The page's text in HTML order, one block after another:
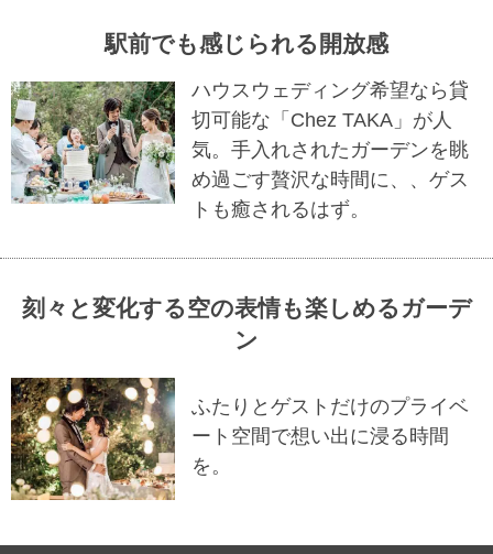
駅前でも感じられる開放感ㅤㅤㅤㅤㅤㅤㅤㅤㅤㅤㅤㅤㅤㅤ
ハウスウェディング希望なら貸
切可能な「Chez TAKA」が人
気。手入れされたガーデンを眺
め過ごす贅沢な時間に、、ゲス
トも癒されるはず。ㅤㅤㅤㅤㅤㅤㅤㅤㅤㅤㅤㅤㅤㅤㅤㅤㅤㅤㅤㅤㅤㅤㅤㅤㅤㅤㅤㅤㅤㅤㅤㅤㅤㅤㅤㅤㅤㅤㅤㅤㅤㅤㅤㅤㅤㅤㅤㅤㅤㅤㅤㅤㅤㅤㅤㅤㅤㅤㅤㅤㅤㅤㅤㅤㅤㅤㅤㅤㅤ
刻々と変化する空の表情も楽しめるガーデ
ンㅤㅤㅤㅤㅤㅤㅤㅤㅤㅤ
ふたりとゲストだけのプライベ
ート空間で想い出に浸る時間
を。 ㅤㅤㅤㅤㅤㅤㅤㅤㅤㅤㅤㅤㅤㅤㅤㅤㅤㅤㅤㅤㅤㅤㅤㅤㅤㅤㅤㅤㅤㅤㅤㅤㅤㅤㅤㅤㅤㅤㅤㅤㅤㅤㅤㅤㅤㅤㅤㅤㅤㅤㅤㅤㅤㅤㅤㅤㅤㅤㅤㅤㅤㅤㅤㅤㅤㅤㅤㅤㅤㅤㅤㅤㅤㅤㅤㅤㅤㅤㅤㅤㅤㅤㅤㅤ